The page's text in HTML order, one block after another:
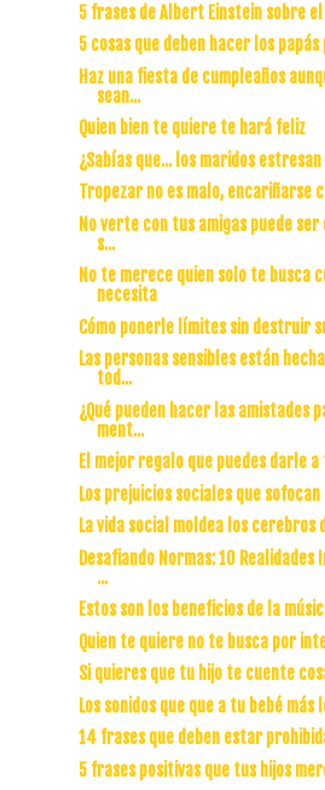
5 frases de Albert Einstein sobre
5 cosas que deben hacer los papás
Haz una fiesta de cumpleaños
sean...
Quien bien te quiere te hará feliz
¿Sabías que... los maridos estresan
Tropezar no es malo, encariñarse
No verte con tus amigas puede
s...
No te merece quien solo te busca
necesita
Cómo ponerle límites sin destruir
Las personas sensibles están
tod...
¿Qué pueden hacer las amistades
ment...
El mejor regalo que puedes darle a
Los prejuicios sociales que
La vida social moldea los cerebros
Desafiando Normas: 10 Realidades
...
Estos son los beneficios de la
Quien te quiere no te busca por
Si quieres que tu hijo te cuente
Los sonidos que que a tu bebé más
14 frases que deben estar
5 frases positivas que tus hijos